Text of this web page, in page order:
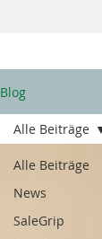
Blog
Alle Beiträge
News
SaleGrip
Alle Beiträge